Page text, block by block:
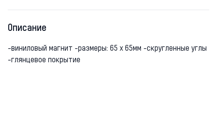
Описание
-виниловый магнит -размеры: 65 х 65мм -скругленные углы
-глянцевое покрытие